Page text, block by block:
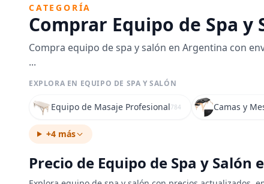
CATEGORÍA
Comprar Equipo de Spa
Compra equipo de spa y salón en Argentina con
...
EXPLORA EN EQUIPO DE SPA Y SALÓN
Equipo de Masaje Profesional784 Camas y
+4 más
Precio de Equipo de Spa y Salón